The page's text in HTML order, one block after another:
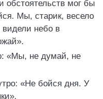
мог бы
Мы, старик, весело
небо в
«Мы, не думай, не
«Не бойся дня. У